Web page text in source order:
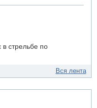
стрельбе по
вопросе Ливана
Вся лента